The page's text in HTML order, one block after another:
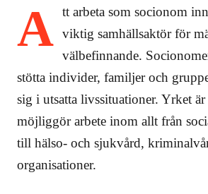
A tt arbeta som socionom
viktig samhällsaktör för
välbefinnande.
stötta individer, familjer och
sig i utsatta livssituationer. Yrket
möjliggör arbete inom allt från
till hälso- och sjukvård,
organisationer.